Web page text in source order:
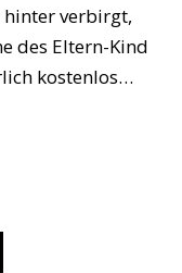
hinter verbirgt,
des Eltern-Kind
kostenlos…